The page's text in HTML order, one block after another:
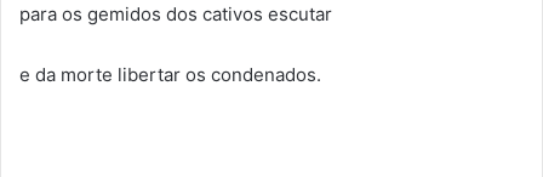
para os gemidos dos cativos escutar
e da morte libertar os condenados.